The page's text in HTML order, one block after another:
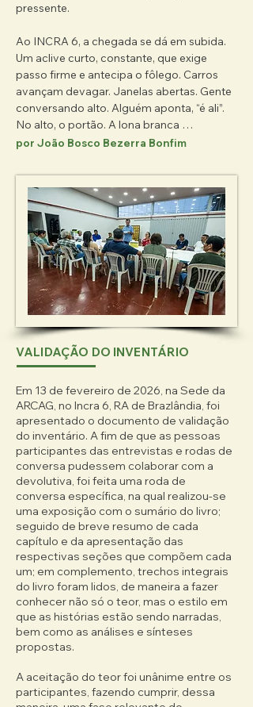
pressente.
Ao INCRA 6, a chegada se dá em subida.
Um aclive curto, constante, que exige
passo firme e antecipa o fôlego. Carros
avançam devagar. Janelas abertas. Gente
conversando alto. Alguém aponta, “é ali”.
No alto, o portão. A lona branca
recortando o céu. O campo aberto. A
Antes de entrar, o som alcança primeiro
que o cheiro. O Parque de Diversões de
Seu Luís desperta cedo. Ferro rangendo,
motores testados, a música Für Elise – que
ninguém sabe o nome, nem que é de
Beethoven – repetida, dessas que grudam
no ouvido: tá-rá-rá… tá-rá-rá… tá-rá-rá-rá-
rá…  Crianças correm, sandálias batendo
no chão irregular, risadas soltas. O ar da
manhã ainda está fresco, toca o braço,
arrepia a pele.
Ao cruzar o portão, o corpo desacelera. O
espaço se abre. À direita, os dois edifícios
da ARCAG desenham um L sólido,
conhecido, quase um abraço. Sob a
marquise, vozes se cruzam. Panelas se
encontram. Tampas batem. Alguém
chama pelo nome. Para um lado, as
barracas da culinária japonesa começam a
ganhar forma. Mesas alinhadas, facas em
descanso, aventais amarrados com
cuidado. O cheiro ainda é de limpeza, de
pano úmido, mas já anuncia caldo quente,
massa frita, doce espesso.
No salão, a exposição. O coração
silencioso da festa. Caixas abertas.
Bandejas organizadas. Morangos
escolhidos um a um, alinhados como se
soubessem que ali representam algo
por João Bosco Bezerra Bonfim
VALIDAÇÃO DO INVENTÁRIO
Em 13 de fevereiro de 2026, na Sede da
ARCAG, no Incra 6, RA de Brazlândia, foi
apresentado o documento de validação
do inventário. A fim de que as pessoas
participantes das entrevistas e rodas de
conversa pudessem colaborar com a
devolutiva, foi feita uma roda de
conversa específica, na qual realizou-se
uma exposição com o sumário do livro;
seguido de breve resumo de cada
capítulo e da apresentação das
respectivas seções que compõem cada
um; em complemento, trechos integrais
do livro foram lidos, de maneira a fazer
conhecer não só o teor, mas o estilo em
que as histórias estão sendo narradas,
bem como as análises e sínteses
propostas.
A aceitação do teor foi unânime entre os
participantes, fazendo cumprir, dessa